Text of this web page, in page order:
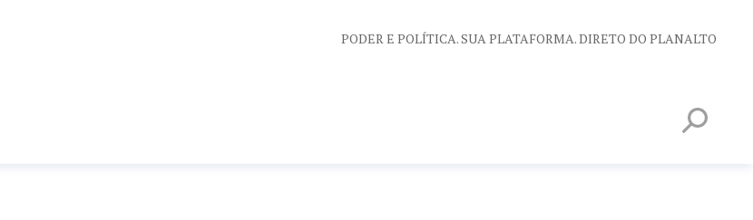
PODER E POLÍTICA. SUA PLATAFORMA. DIRETO DO PLANALTO